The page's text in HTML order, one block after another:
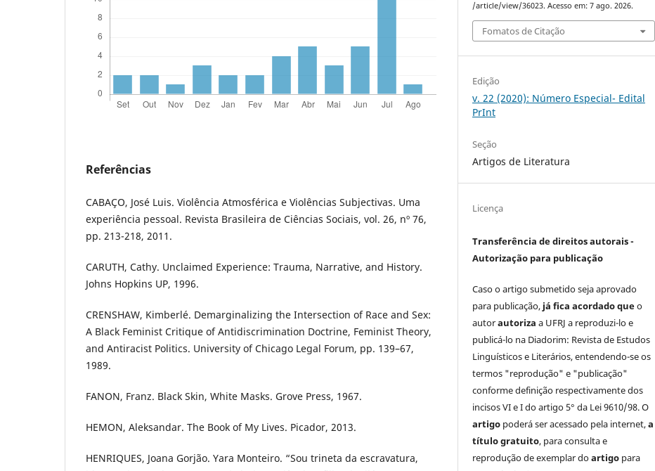
Referências
CABAÇO, José Luis. Violência Atmosférica e Violências Subjectivas. Uma
experiência pessoal. Revista Brasileira de Ciências Sociais, vol. 26, nº 76,
pp. 213-218, 2011.
CARUTH, Cathy. Unclaimed Experience: Trauma, Narrative, and History.
Johns Hopkins UP, 1996.
CRENSHAW, Kimberlé. Demarginalizing the Intersection of Race and Sex:
A Black Feminist Critique of Antidiscrimination Doctrine, Feminist Theory,
and Antiracist Politics. University of Chicago Legal Forum, pp. 139–67,
1989.
FANON, Franz. Black Skin, White Masks. Grove Press, 1967.
HEMON, Aleksandar. The Book of My Lives. Picador, 2013.
HENRIQUES, Joana Gorjão. Yara Monteiro. “Sou trineta da escravatura,
/article/view/36023. Acesso em: 7 ago. 2026.
Fomatos de Citação
Edição
v. 22 (2020): Número Especial- Edital
PrInt
Seção
Artigos de Literatura
Licença
Transferência de direitos autorais -
Autorização para publicação
Caso o artigo submetido seja aprovado
para publicação, já fica acordado queo
autorautoriza a UFRJ a reproduzi-lo e
publicá-lo na Diadorim: Revista de Estudos
Linguísticos e Literários, entendendo-se os
termos "reprodução" e "publicação"
conforme definição respectivamente dos
incisos VI e I do artigo 5° da Lei 9610/98. O
artigo poderá ser acessado pela internet,a
título gratuito, para consulta e
reprodução de exemplar doartigo para